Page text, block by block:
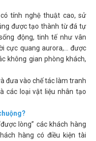
tính nghệ thuật cao, sử
được tạo thành từ đá tự
động, tinh tế như vân
cực quang aurora,… được
không gian phòng khách,
đưa vào chế tác làm tranh
các loại vật liệu nhân tạo
lòng” các khách hàng
hàng có điều kiện tài